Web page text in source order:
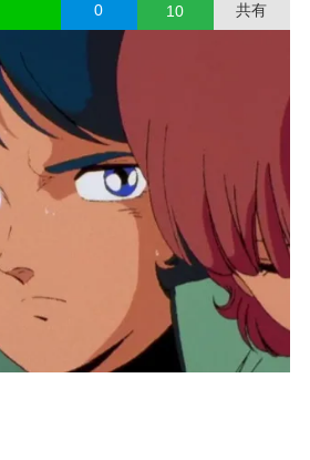
0 10 共有